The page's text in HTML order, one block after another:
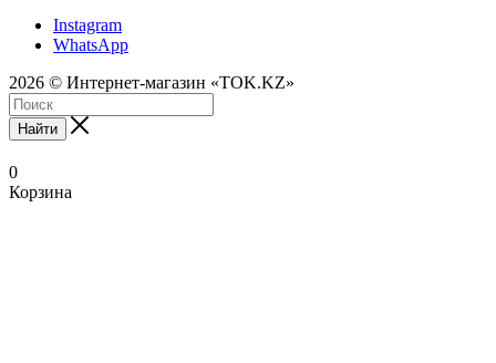
Instagram
WhatsApp
2026 © Интернет-магазин «TOK.KZ»
Найти
0
Корзина